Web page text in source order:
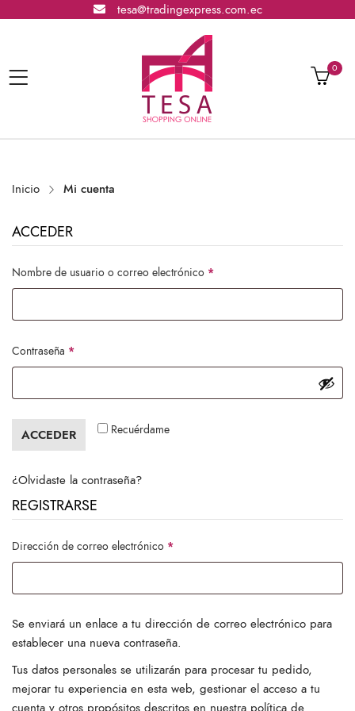
tesa@tradingexpress.com.ec
0
Inicio Mi cuenta
ACCEDER
Nombre de usuario o correo electrónico *Obligatorio
Contraseña *Obligatorio
Recuérdame
ACCEDER
¿Olvidaste la contraseña?
REGISTRARSE
Dirección de correo electrónico *Obligatorio
Se enviará un enlace a tu dirección de correo electrónico para
establecer una nueva contraseña.
Tus datos personales se utilizarán para procesar tu pedido,
mejorar tu experiencia en esta web, gestionar el acceso a tu
cuenta y otros propósitos descritos en nuestra política de